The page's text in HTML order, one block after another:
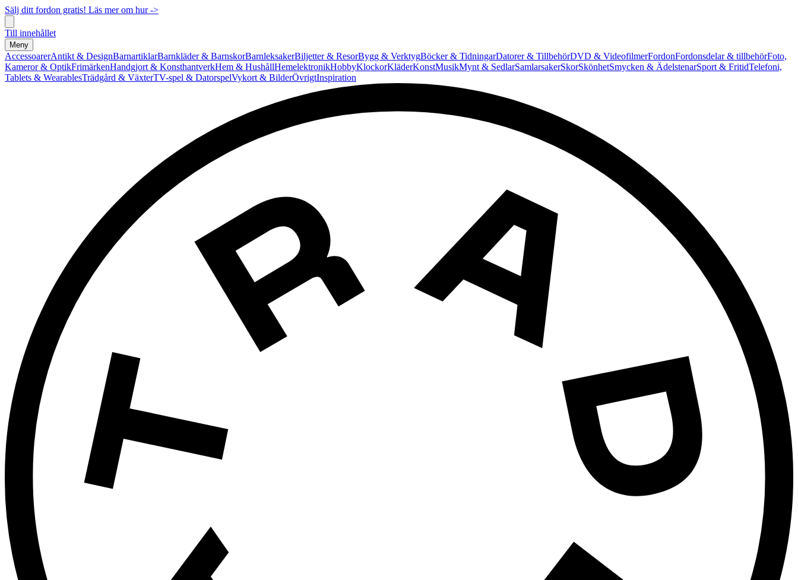
Sälj ditt fordon gratis! Läs mer om hur ->
Till innehållet
Meny
AccessoarerAntikt & DesignBarnartiklarBarnkläder & BarnskorBarnleksakerBiljetter & ResorBygg & VerktygBöcker & TidningarDatorer & TillbehörDVD & VideofilmerFordonFordonsdelar & tillbehörFoto,
Kameror & OptikFrimärkenHandgjort & KonsthantverkHem & HushållHemelektronikHobbyKlockorKläderKonstMusikMynt & SedlarSamlarsakerSkorSkönhetSmycken & ÄdelstenarSport & FritidTelefoni,
Tablets & WearablesTrädgård & VäxterTV-spel & DatorspelVykort & BilderÖvrigtInspiration